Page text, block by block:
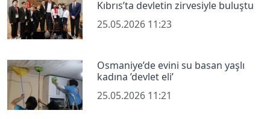
Kıbrıs’ta devletin zirvesiyle buluştu
25.05.2026 11:23
Osmaniye’de evini su basan yaşlı
kadına ’devlet eli’
25.05.2026 11:21